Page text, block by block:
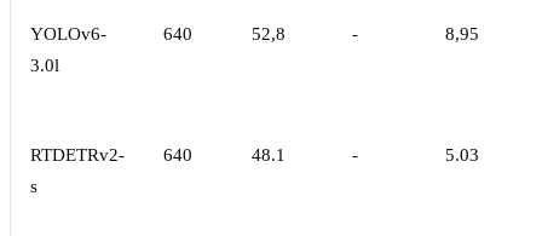
YOLOv6-
3.0l
640 52,8 - 8,95
RTDETRv2-
s
640 48.1 - 5.03